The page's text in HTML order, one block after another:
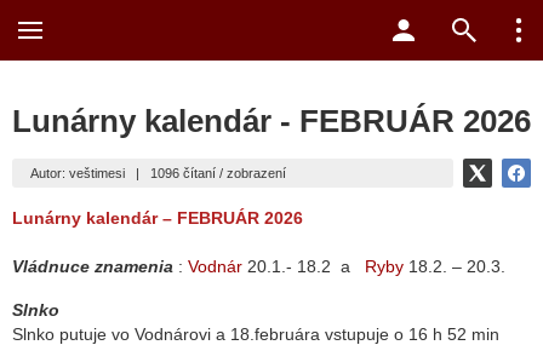
Lunárny kalendár - FEBRUÁR 2026
Autor: veštimesi | 1096 čítaní / zobrazení
Lunárny kalendár – FEBRUÁR 2026
Vládnuce znamenia : Vodnár 20.1.- 18.2 a Ryby 18.2. – 20.3.
Slnko
Slnko putuje vo Vodnárovi a 18.februára vstupuje o 16 h 52 min